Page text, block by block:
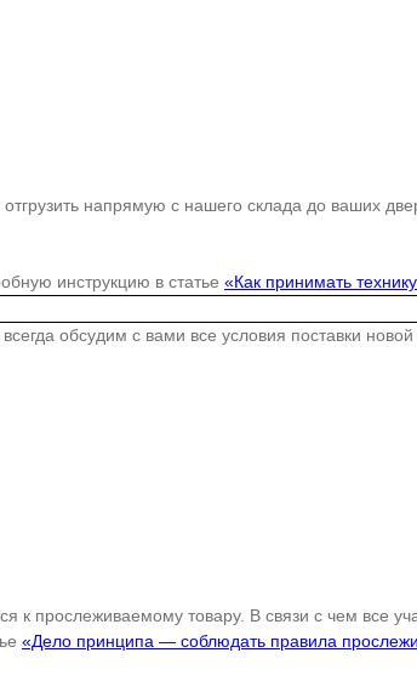
напрямую с нашего склада до ваших
инструкцию в статье «Как принимать
обсудим с вами все условия поставки
к прослеживаемому товару. В связи с чем все
«Дело принципа — соблюдать правила